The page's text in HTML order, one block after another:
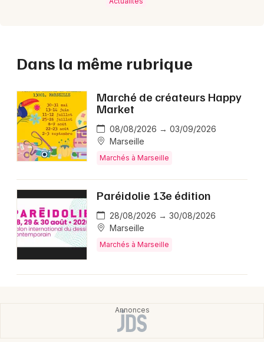
Dans la même rubrique
Marché de créateurs Happy
Market
08/08/2026 → 03/09/2026
Marseille
Marchés à Marseille
Paréidolie 13e édition
28/08/2026 → 30/08/2026
Marseille
Marchés à Marseille